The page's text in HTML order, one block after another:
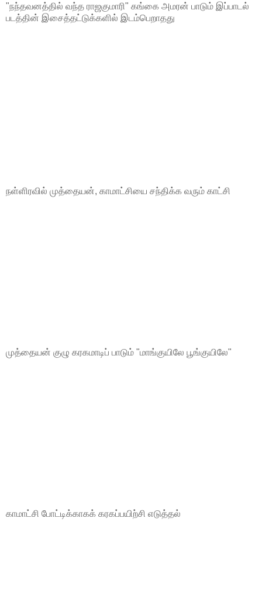
"நந்தவனத்தில் வந்த ராஜகுமாரி" கங்கை அமரன் பாடும் இப்பாடல்
படத்தின் இசைத்தட்டுக்களில் இடம்பெறாதது
நள்ளிரவில் முத்தையன், காமாட்சியை சந்திக்க வரும் காட்சி
முத்தையன் குழு கரகமாடிப் பாடும் "மாங்குயிலே பூங்குயிலே"
காமாட்சி போட்டிக்காகக் கரகப்பயிற்சி எடுத்தல்